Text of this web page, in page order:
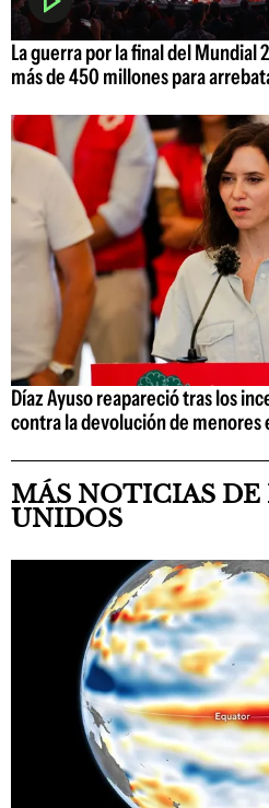
La guerra por la final del
más de 450 millones para
Díaz Ayuso reapareció tras los
contra la devolución de menores
MÁS NOTICIAS DE
UNIDOS